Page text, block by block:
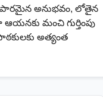
అనుభవం, లోతైన
మంచి గుర్తింపు
అత్యంత